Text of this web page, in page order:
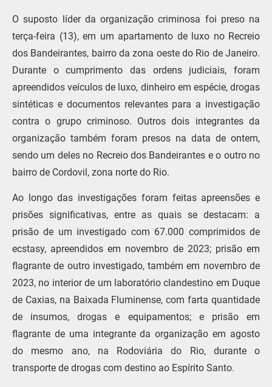
O suposto líder da organização criminosa foi preso na
terça-feira (13), em um apartamento de luxo no Recreio
dos Bandeirantes, bairro da zona oeste do Rio de Janeiro.
Durante o cumprimento das ordens judiciais, foram
apreendidos veículos de luxo, dinheiro em espécie, drogas
sintéticas e documentos relevantes para a investigação
contra o grupo criminoso. Outros dois integrantes da
organização também foram presos na data de ontem,
sendo um deles no Recreio dos Bandeirantes e o outro no
bairro de Cordovil, zona norte do Rio.
Ao longo das investigações foram feitas apreensões e
prisões significativas, entre as quais se destacam: a
prisão de um investigado com 67.000 comprimidos de
ecstasy, apreendidos em novembro de 2023; prisão em
flagrante de outro investigado, também em novembro de
2023, no interior de um laboratório clandestino em Duque
de Caxias, na Baixada Fluminense, com farta quantidade
de insumos, drogas e equipamentos; e prisão em
flagrante de uma integrante da organização em agosto
do mesmo ano, na Rodoviária do Rio, durante o
transporte de drogas com destino ao Espírito Santo.